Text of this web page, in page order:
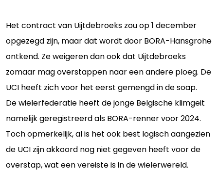
Het contract van Uijtdebroeks zou op 1 december
opgezegd zijn, maar dat wordt door BORA-Hansgrohe
ontkend. Ze weigeren dan ook dat Uijtdebroeks
zomaar mag overstappen naar een andere ploeg. De
UCI heeft zich voor het eerst gemengd in de soap.
De wielerfederatie heeft de jonge Belgische klimgeit
namelijk geregistreerd als BORA-renner voor 2024.
Toch opmerkelijk, al is het ook best logisch aangezien
de UCI zijn akkoord nog niet gegeven heeft voor de
overstap, wat een vereiste is in de wielerwereld.